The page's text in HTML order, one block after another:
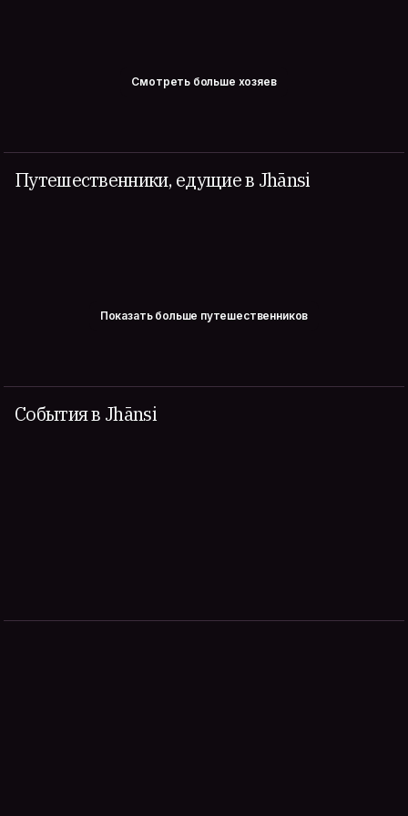
Смотреть больше хозяев
Путешественники, едущие в Jhānsi
Показать больше путешественников
События в Jhānsi